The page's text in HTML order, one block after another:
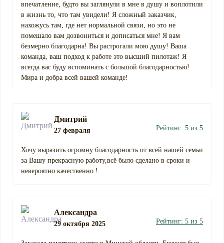
впечатление, будто вы заглянули в мне в душу и воплотили
в жизнь то, что там увидели! Я сложный заказчик,
нахожусь там, где нет нормальной связи, но это не
помешало вам дозвониться и дописаться мне! Я вам
безмерно благодарна! Вы растрогали мою душу! Ваша
команда, ваш подход к работе это высший пилотаж! Я
всегда вас буду вспоминать с большой благодарностью!
Мира и добра всей вашей команде!
Дмитрий
27 февраля Рейтинг: 5 из 5
Хочу выразить огромну благодарность от всей нашей семьи
за Вашу прекрасную работу,всё было сделано в сроки и
невероятно качественно !
Александра
29 октября 2025 Рейтинг: 5 из 5